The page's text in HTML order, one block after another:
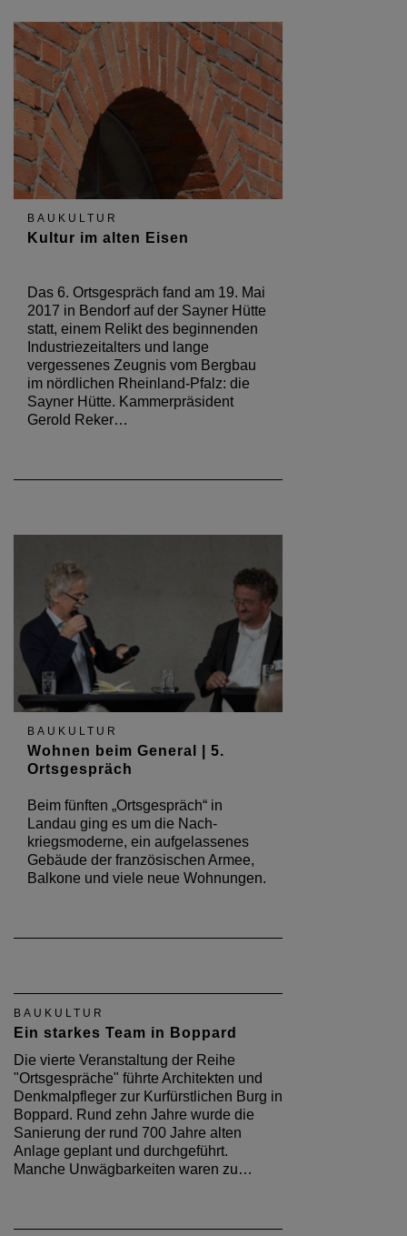
BAUKULTUR
Kultur im alten Eisen
Das 6. Ortsgespräch fand am 19. Mai
2017 in Bendorf auf der Sayner Hütte
statt, einem Relikt des beginnenden
Industriezeitalters und lange
vergessenes Zeugnis vom Bergbau
im nördlichen Rheinland-Pfalz: die
Sayner Hütte. Kammerpräsident
Gerold Reker…
BAUKULTUR
Wohnen beim General | 5.
Ortsgespräch
Beim fünften „Ortsgespräch“ in
Landau ging es um die Nach­
kriegsmoderne, ein aufgelassenes
Ge­bäude der französischen Armee,
Balkone und viele neue Wohnungen.
BAUKULTUR
Ein starkes Team in Boppard
Die vierte Veranstaltung der Reihe
"Ortsgespräche" führte Architekten und
Denkmalpfleger zur Kurfürstlichen Burg in
Boppard. Rund zehn Jahre wurde die
Sanierung der rund 700 Jahre alten
Anlage geplant und durchgeführt.
Manche Unwägbarkeiten waren zu…